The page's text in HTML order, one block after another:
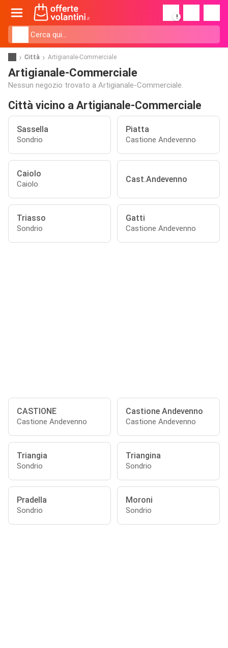
!
Città Artigianale-Commerciale
Artigianale-Commerciale
Nessun negozio trovato a Artigianale-Commerciale.
Città vicino a Artigianale-Commerciale
Sassella
Sondrio
Piatta
Castione Andevenno
Caiolo
Caiolo Cast.Andevenno
Triasso
Sondrio
Gatti
Castione Andevenno
CASTIONE
Castione Andevenno
Castione Andevenno
Castione Andevenno
Triangia
Sondrio
Triangina
Sondrio
Pradella
Sondrio
Moroni
Sondrio